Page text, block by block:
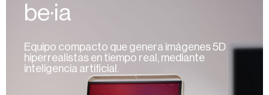
be·ia
Equipo compacto que genera imágenes 5D
hiperrealistas en tiempo real, mediante
inteligencia artificial.